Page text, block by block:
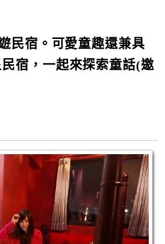
民宿。可愛童趣還兼具
宿，一起來探索童話(邀